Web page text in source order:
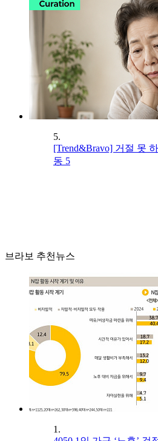
5.
[Trend&Bravo] 거절 못
동 5
브라보 추천뉴스
1.